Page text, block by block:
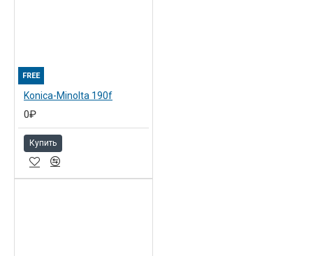
FREE
Konica-Minolta 190f
0₽
Купить